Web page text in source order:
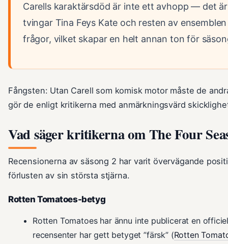
Carells karaktärsdöd är inte ett avhopp — det
tvingar Tina Feys Kate och resten av
frågor, vilket skapar en helt annan ton för
Fångsten: Utan Carell som komisk motor måste de
gör de enligt kritikerna med anmärkningsvärd
Vad säger kritikerna om The Four
Recensionerna av säsong 2 har varit övervägande
förlusten av sin största stjärna.
Rotten Tomatoes-betyg
Rotten Tomatoes har ännu inte publicerat en
recensenter har gett betyget ”färsk” (Rotten